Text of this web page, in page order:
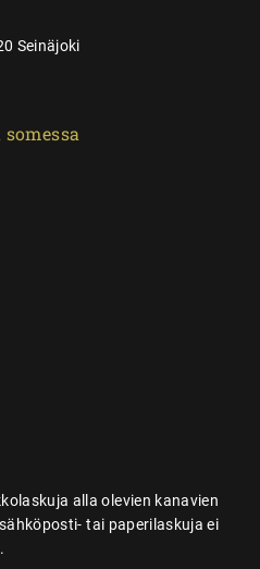
Seinäjoki
alla olevien kanavien
tai paperilaskuja ei